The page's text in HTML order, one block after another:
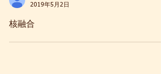
2019年5月2日
核融合